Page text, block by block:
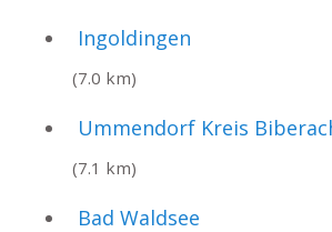
Ingoldingen
(7.0 km)
Ummendorf Kreis
(7.1 km)
Bad Waldsee